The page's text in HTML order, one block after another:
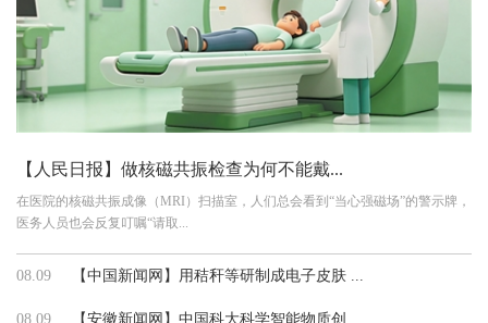
【人民日报】做核磁共振检查为何不能戴...
在医院的核磁共振成像（MRI）扫描室，人们总会看到“当心强磁场”的警示牌，
医务人员也会反复叮嘱“请取...
08.09 【中国新闻网】用秸秆等研制成电子皮肤 ...
08.09 【安徽新闻网】中国科大科学智能物质创...